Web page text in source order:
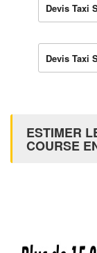
Devis Taxi
Devis Taxi
ESTIMER
COURSE